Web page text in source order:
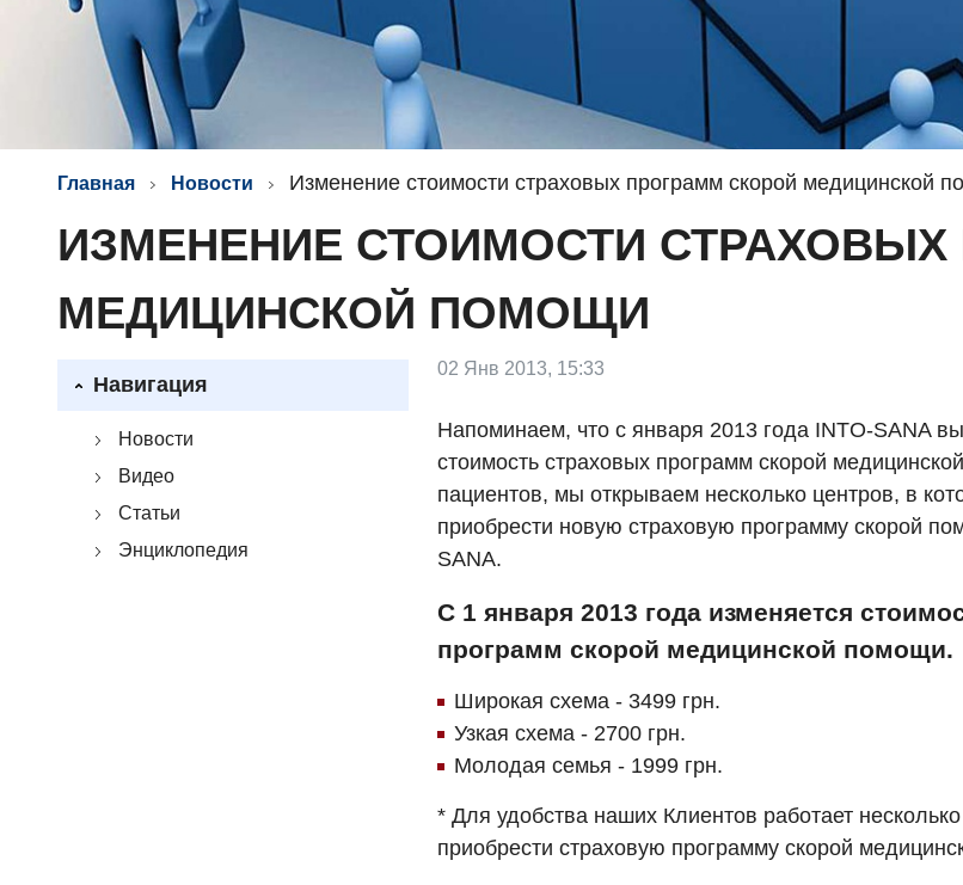
Главная Новости Изменение стоимости страховых программ скорой медицинской
ИЗМЕНЕНИЕ СТОИМОСТИ
МЕДИЦИНСКОЙ ПОМОЩИ
Навигация
Новости
Видео
Статьи
Энциклопедия
02 Янв 2013, 15:33
Напоминаем, что с января 2013 года INTO-SANA
стоимость страховых программ скорой
пациентов, мы открываем несколько центров, в
приобрести новую страховую программу скорой
SANA.
С 1 января 2013 года изменяется
программ скорой медицинской помощи.
Широкая схема - 3499 грн.
Узкая схема - 2700 грн.
Молодая семья - 1999 грн.
* Для удобства наших Клиентов работает
приобрести страховую программу скорой